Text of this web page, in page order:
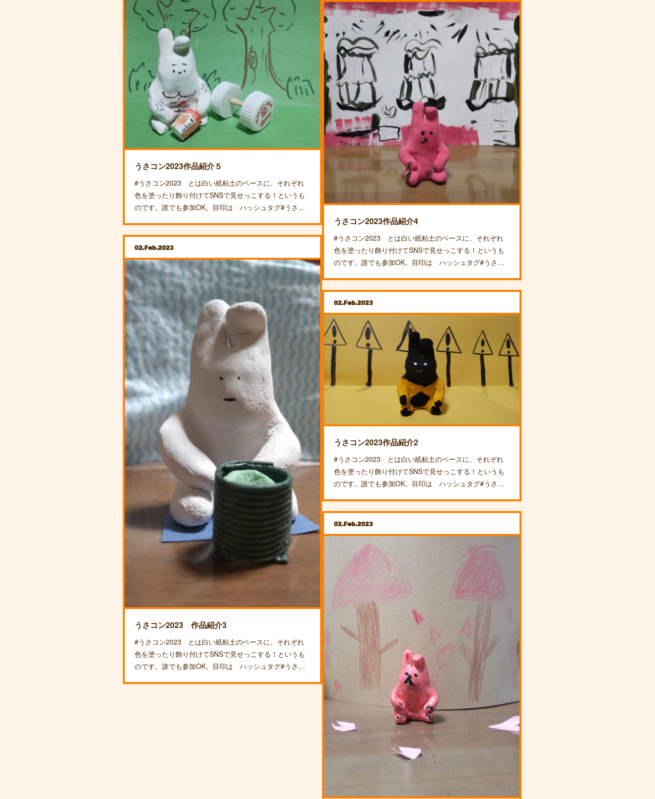
うさコン2023作品紹介５
#うさコン2023 とは白い紙粘土のベースに、それぞれ
色を塗ったり飾り付けてSNSで見せっこする！というも
のです。誰でも参加OK。目印は ハッシュタグ#うさ…
うさコン2023作品紹介4
#うさコン2023 とは白い紙粘土のベースに、それぞれ
色を塗ったり飾り付けてSNSで見せっこする！というも
のです。誰でも参加OK。目印は ハッシュタグ#うさ…
02 Feb 2023
うさコン2023 作品紹介3
#うさコン2023 とは白い紙粘土のベースに、それぞれ
色を塗ったり飾り付けてSNSで見せっこする！というも
のです。誰でも参加OK。目印は ハッシュタグ#うさ…
02 Feb 2023
うさコン2023作品紹介2
#うさコン2023 とは白い紙粘土のベースに、それぞれ
色を塗ったり飾り付けてSNSで見せっこする！というも
のです。誰でも参加OK。目印は ハッシュタグ#うさ…
02 Feb 2023